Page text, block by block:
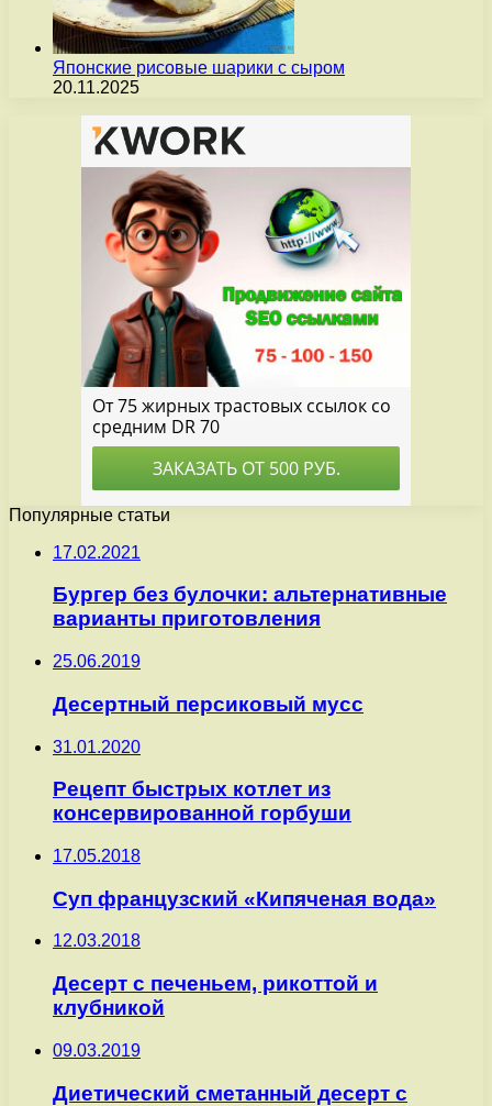
Японские рисовые шарики с сыром
20.11.2025
Популярные статьи
17.02.2021
Бургер без булочки: альтернативные
варианты приготовления
25.06.2019
Десертный персиковый мусс
31.01.2020
Рецепт быстрых котлет из
консервированной горбуши
17.05.2018
Суп французский «Кипяченая вода»
12.03.2018
Десерт с печеньем, рикоттой и
клубникой
09.03.2019
Диетический сметанный десерт с